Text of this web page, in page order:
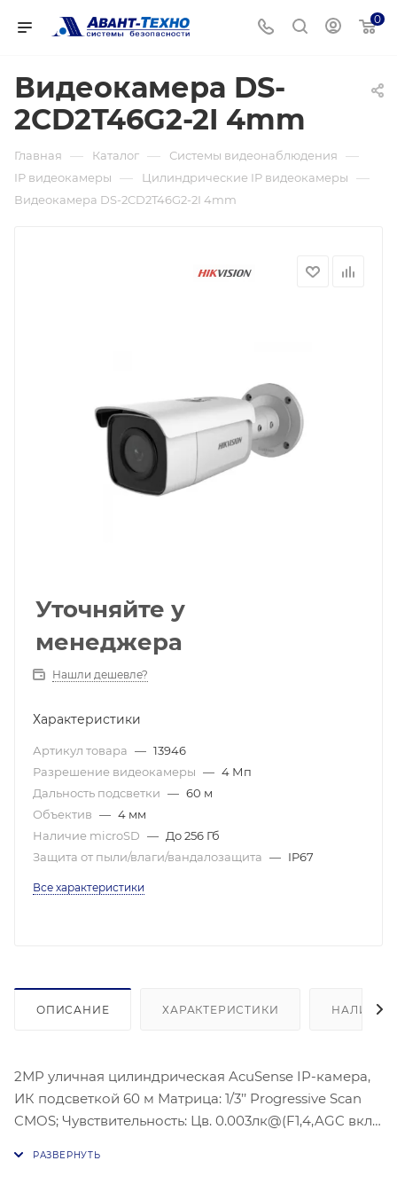
0
Видеокамера DS-
2CD2T46G2-2I 4mm
Главная — Каталог — Системы видеонаблюдения —
IP видеокамеры — Цилиндрические IP видеокамеры —
Видеокамера DS-2CD2T46G2-2I 4mm
Уточняйте у
менеджера
Нашли дешевле?
Характеристики
Артикул товара — 13946
Разрешение видеокамеры — 4 Мп
Дальность подсветки — 60 м
Объектив — 4 мм
Наличие microSD — До 256 Гб
Защита от пыли/влаги/вандалозащита — IP67
Все характеристики
ОПИСАНИЕ ХАРАКТЕРИСТИКИ НАЛИЧИЕ
2МP уличная цилиндрическая AcuSense IP-камера,
ИК подсветкой 60 м Матрица: 1/3’’ Progressive Scan
CMOS; Чувствительность: Цв. 0.003лк@(F1,4,AGC вкл.),